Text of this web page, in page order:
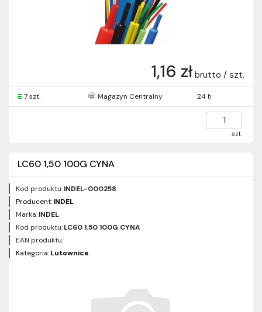
1,16 zł brutto / szt.
7 szt. Magazyn Centralny 24 h
szt.
LC60 1,50 100G CYNA
Kod produktu:INDEL-000258
Producent:INDEL
Marka:INDEL
Kod produktu:LC60 1.50 100G CYNA
EAN produktu:
Kategoria:Lutownice